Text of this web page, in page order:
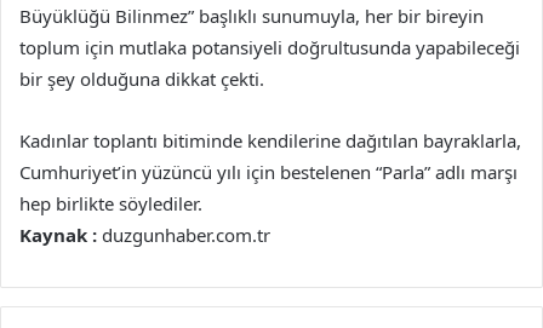
Büyüklüğü Bilinmez” başlıklı sunumuyla, her bir bireyin
toplum için mutlaka potansiyeli doğrultusunda yapabileceği
bir şey olduğuna dikkat çekti.
Kadınlar toplantı bitiminde kendilerine dağıtılan bayraklarla,
Cumhuriyet’in yüzüncü yılı için bestelenen “Parla” adlı marşı
hep birlikte söylediler.
Kaynak : duzgunhaber.com.tr